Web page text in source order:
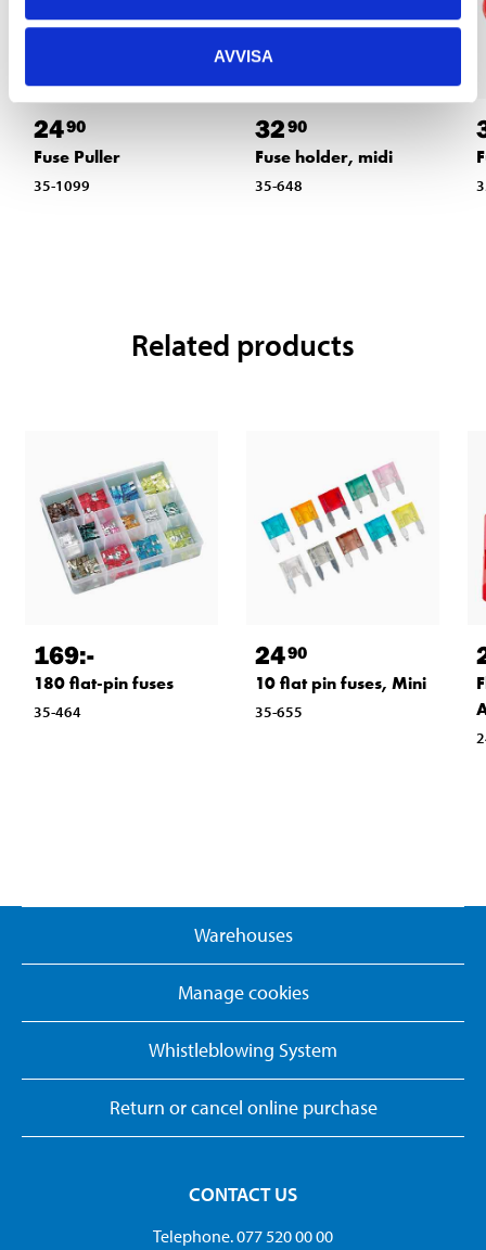
AVVISA
2490
Fuse Puller
35-1099
3290
Fuse holder, midi
35-648
Related products
169:-
180 flat-pin fuses
35-464
2490
10 flat pin fuses, Mini
35-655
Warehouses
Manage cookies
Whistleblowing System
Return or cancel online purchase
CONTACT US
Telephone. 077 520 00 00